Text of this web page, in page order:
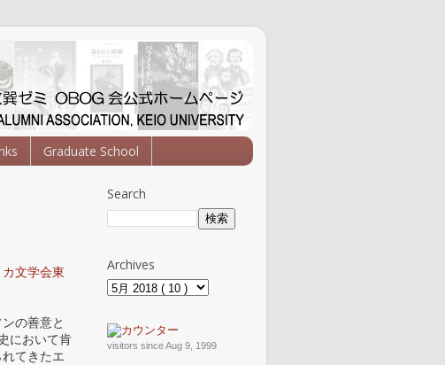
Graduate School
文学会東
の善意と
において肯
てきたエ
Search
Archives
visitors since Aug 9, 1999